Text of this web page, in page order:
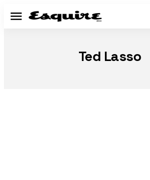
Menú
Ted Lasso